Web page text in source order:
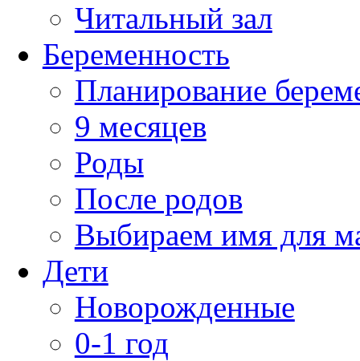
Читальный зал
Беременность
Планирование
9 месяцев
Роды
После родов
Выбираем имя для
Дети
Новорожденные
0-1 год